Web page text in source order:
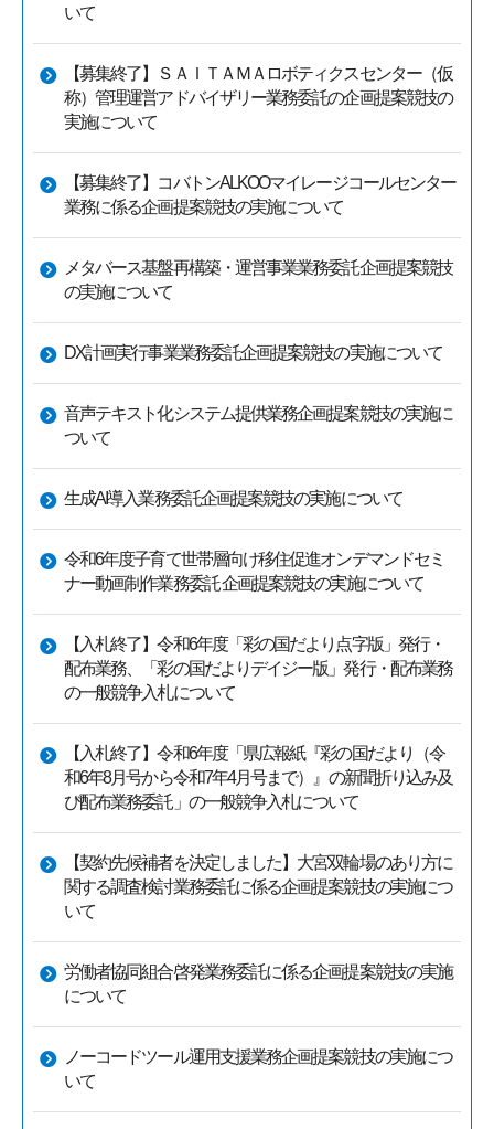
いて
【募集終了】ＳＡＩＴＡＭＡロボティクスセンター（仮
称）管理運営アドバイザリー業務委託の企画提案競技の
実施について
【募集終了】コバトンALKOOマイレージコールセンター
業務に係る企画提案競技の実施について
メタバース基盤再構築・運営事業業務委託企画提案競技
の実施について
DX計画実行事業業務委託企画提案競技の実施について
音声テキスト化システム提供業務企画提案競技の実施に
ついて
生成AI導入業務委託企画提案競技の実施について
令和6年度子育て世帯層向け移住促進オンデマンドセミ
ナー動画制作業務委託 企画提案競技の実施について
【入札終了】令和6年度「彩の国だより点字版」発行・
配布業務、「彩の国だよりデイジー版」発行・配布業務
の一般競争入札について
【入札終了】令和6年度「県広報紙『彩の国だより（令
和6年8月号から令和7年4月号まで）』の新聞折り込み及
び配布業務委託」の一般競争入札について
【契約先候補者を決定しました】大宮双輪場のあり方に
関する調査検討業務委託に係る企画提案競技の実施につ
いて
労働者協同組合啓発業務委託に係る企画提案競技の実施
について
ノーコードツール運用支援業務企画提案競技の実施につ
いて